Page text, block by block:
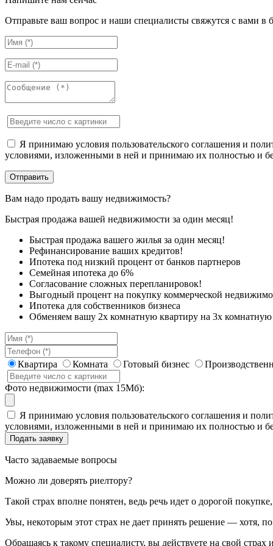
Отправьте ваш вопрос и наши специалисты свяжутся с вами в
Я принимаю условия пользовательского соглашения и
условиями, изложенными в ней и принимаю их полностью и
Вам надо продать вашу недвижимость?
Быстрая продажа вашей недвижимости за один месяц!
Быстрая продажа вашего жилья за один месяц!
Рефинансирование ваших кредитов!
Ипотека под низкий процент от банков партнеров
Семейная ипотека до 6%
Согласование сложных перепланировок!
Выгодный процент на покупку коммерческой
Ипотека для собственников бизнеса
Обменяем вашу 2х комнатную квартиру на 3х комнатную
Квартира Комната Готовый бизнес
Фото недвижимости (max 15Мб):
Я принимаю условия пользовательского соглашения и
условиями, изложенными в ней и принимаю их полностью и
Часто задаваемые вопросы
Можно ли доверять риелтору?
Такой страх вполне понятен, ведь речь идет о дорогой
Увы, некоторым этот страх не дает принять решение — хотя,
Обращаясь к такому специалисту, вы действуете на свой